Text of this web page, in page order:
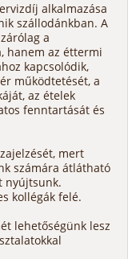
alkalmazása
szállodánkban. A
a
hanem az éttermi
kapcsolódik,
működtetését, a
az ételek
fenntartását és
mert
számára átlátható
nyújtsunk.
kollégák felé.
lehetőségünk lesz